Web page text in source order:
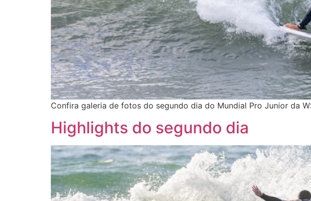
Confira galeria de fotos do segundo dia do Mundial Pro Junior da
Highlights do segundo dia